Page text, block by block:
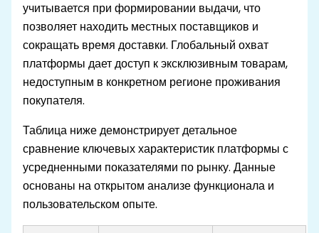
учитывается при формировании выдачи, что
позволяет находить местных поставщиков и
сокращать время доставки. Глобальный охват
платформы дает доступ к эксклюзивным товарам,
недоступным в конкретном регионе проживания
покупателя.
Таблица ниже демонстрирует детальное
сравнение ключевых характеристик платформы с
усредненными показателями по рынку. Данные
основаны на открытом анализе функционала и
пользовательском опыте.